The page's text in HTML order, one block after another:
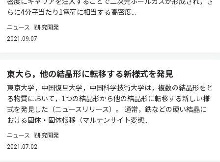
らに4分子当たり1電荷に相当する高密度...
ニュース 研究開発
2021.09.07
東大ら，他の結晶形に転移する新様式を発見
東京大学，中国復旦大学，中国科学技術大学は，複数の結晶形をと
る物質において，1つの結晶形から他の結晶形に転移する新しい様
式を発見した（ニュースリリース）。 通常，鉄などの硬い結晶に
おける固体・固体転移（マルテンサイト変態...
ニュース 研究開発
2021.07.02